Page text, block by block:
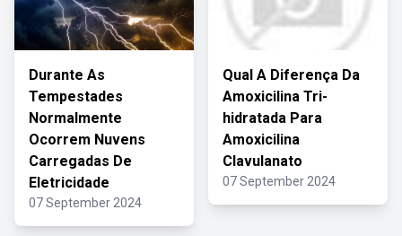
Durante As
Tempestades
Normalmente
Ocorrem Nuvens
Carregadas De
Eletricidade
07 September 2024
Qual A Diferença Da
Amoxicilina Tri-
hidratada Para
Amoxicilina
Clavulanato
07 September 2024